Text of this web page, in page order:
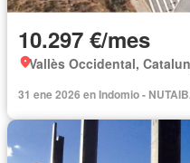
10.297 €/mes
Vallès Occidental,
31 ene 2026 en Indomio -